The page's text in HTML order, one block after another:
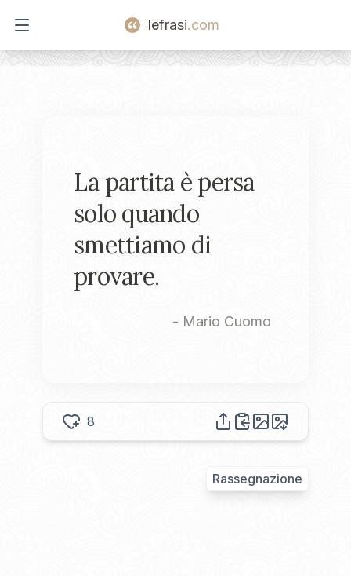
Open main menu
lefrasi.com
La partita è persa
solo quando
smettiamo di
provare.
- Mario Cuomo
8
Rassegnazione